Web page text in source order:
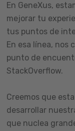
En GeneXus,
mejorar tu
tus puntos de
En esa línea, nos
punto de
StackOverflow.
Creemos que
desarrollar
que nuclea